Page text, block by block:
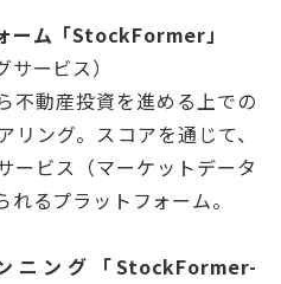
ーム「StockFormer」
ービス）
不動産投資を進める上での
ング。スコアを通じて、
ービス（マーケットデータ
るプラットフォーム。
ニング「StockFormer-